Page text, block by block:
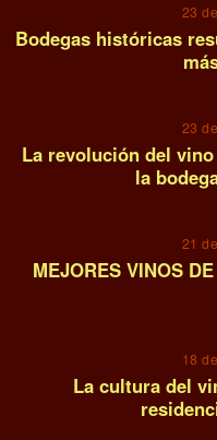
23
Bodegas históricas
23
La revolución del
la
21
MEJORES VINOS
18
La cultura del